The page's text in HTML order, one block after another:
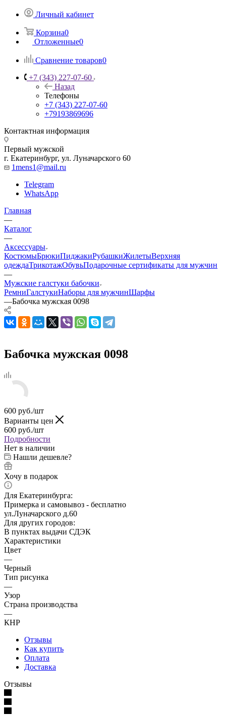
Личный кабинет
Корзина0
Отложенные0
Сравнение товаров0
+7 (343) 227-07-60
Назад
Телефоны
+7 (343) 227-07-60
+79193869696
Контактная информация
Первый мужской
г. Екатеринбург, ул. Луначарского 60
1mens1@mail.ru
Telegram
WhatsApp
Главная
—
Каталог
—
Аксессуары
КостюмыБрюкиПиджакиРубашкиЖилетыВерхняя
одеждаТрикотажОбувьПодарочные сертификаты для мужчин
—
Мужские галстуки бабочки
РемниГалстукиНаборы для мужчинШарфы
—Бабочка мужская 0098
Бабочка мужская 0098
600 руб./шт
Варианты цен
600 руб./шт
Подробности
Нет в наличии
Нашли дешевле?
Хочу в подарок
Для Екатеринбурга:
Примерка и самовывоз - бесплатно
ул.Луначарского д.60
Для других городов:
В пунктах выдачи СДЭК
Характеристики
Цвет
—
Черный
Тип рисунка
—
Узор
Страна производства
—
КНР
Отзывы
Как купить
Оплата
Доставка
Отзывы